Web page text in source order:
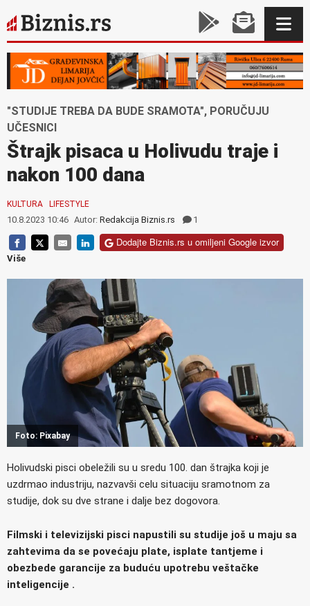
"STUDIJE TREBA DA BUDE SRAMOTA", PORUČUJU
UČESNICI
Štrajk pisaca u Holivudu traje i
nakon 100 dana
KULTURA LIFESTYLE
10.8.2023 10:46 Autor: Redakcija Biznis.rs 1
Dodajte Biznis.rs u omiljeni Google izvor
Više
Foto: Pixabay
Holivudski pisci obeležili su u sredu 100. dan štrajka koji je
uzdrmao industriju, nazvavši celu situaciju sramotnom za
studije, dok su dve strane i dalje bez dogovora.
Filmski i televizijski pisci napustili su studije još u maju sa
zahtevima da se povećaju plate, isplate tantjeme i
obezbede garancije za buduću upotrebu veštačke
inteligencije .